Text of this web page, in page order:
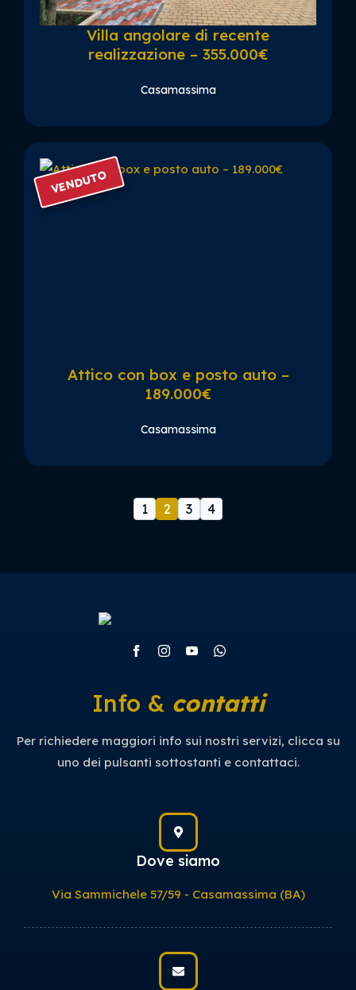
Villa angolare di recente
realizzazione – 355.000€
Casamassima
VENDUTO
Attico con box e posto auto –
189.000€
Casamassima
1 2 3 4
Info &contatti
Per richiedere maggiori info sui nostri servizi, clicca su
uno dei pulsanti sottostanti e contattaci.
Dove siamo
Via Sammichele 57/59 - Casamassima (BA)